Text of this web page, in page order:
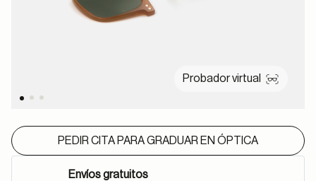
Probador virtual
PEDIR CITA PARA GRADUAR EN ÓPTICA
Envíos gratuitos